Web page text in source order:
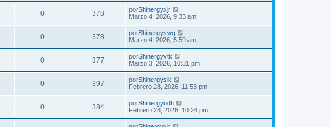
0 378 porShinergyxjr
Marzo 4, 2026, 9:33 am
0 378 porShinergyswg
Marzo 4, 2026, 5:59 am
0 377 porShinergyvtk
Marzo 3, 2026, 10:31 pm
0 397 porShinergysik
Febrero 28, 2026, 11:53 pm
0 384 porShinergyodh
Febrero 28, 2026, 10:24 pm